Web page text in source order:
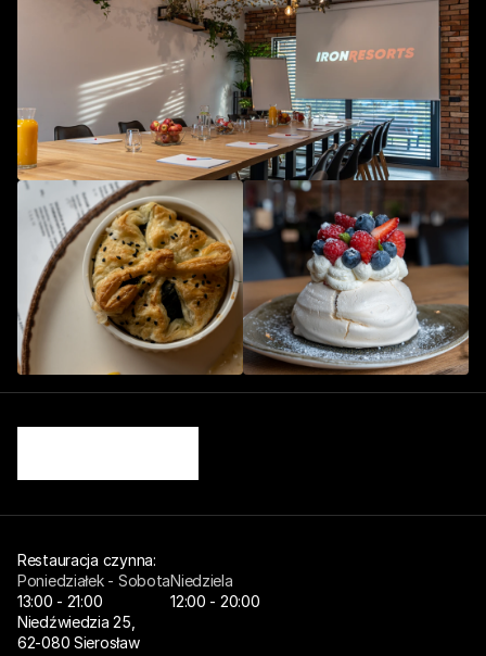
Restauracja czynna:
Poniedziałek - Sobota
13:00 - 21:00
Niedziela
12:00 - 20:00
Niedźwiedzia 25,
62-080 Sierosław